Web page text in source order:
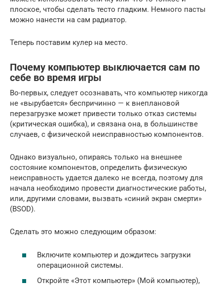
плоское, чтобы сделать тесто гладким. Немного пасты
можно нанести на сам радиатор.
Теперь поставим кулер на место.
Почему компьютер выключается сам по
себе во время игры
Во-первых, следует осознавать, что компьютер никогда
не «вырубается» беспричинно — к внеплановой
перезагрузке может привести только отказ системы
(критическая ошибка), и связана она, в большинстве
случаев, с физической неисправностью компонентов.
Однако визуально, опираясь только на внешнее
состояние компонентов, определить физическую
неисправность удается далеко не всегда, поэтому для
начала необходимо провести диагностические работы,
или, другими словами, вызвать «синий экран смерти»
(BSOD).
Сделать это можно следующим образом:
Включите компьютер и дождитесь загрузки
операционной системы.
Откройте «Этот компьютер» (Мой компьютер),